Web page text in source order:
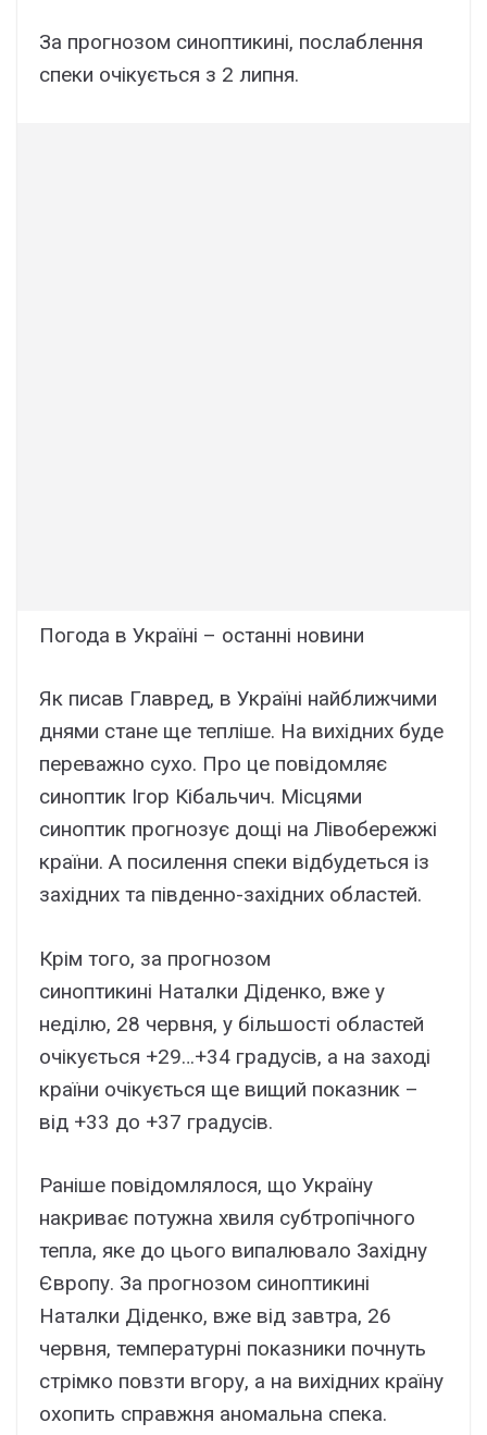
За прогнозом синоптикині, послаблення
спеки очікується з 2 липня.
Погода в Україні – останні новини
Як писав Главред, в Україні найближчими
днями стане ще тепліше. На вихідних буде
переважно сухо. Про це повідомляє
синоптик Ігор Кібальчич. Місцями
синоптик прогнозує дощі на Лівобережжі
країни. А посилення спеки відбудеться із
західних та південно-західних областей.
Крім того, за прогнозом
синоптикині Наталки Діденко, вже у
неділю, 28 червня, у більшості областей
очікується +29…+34 градусів, а на заході
країни очікується ще вищий показник –
від +33 до +37 градусів.
Раніше повідомлялося, що Україну
накриває потужна хвиля субтропічного
тепла, яке до цього випалювало Західну
Європу. За прогнозом синоптикині
Наталки Діденко, вже від завтра, 26
червня, температурні показники почнуть
стрімко повзти вгору, а на вихідних країну
охопить справжня аномальна спека.